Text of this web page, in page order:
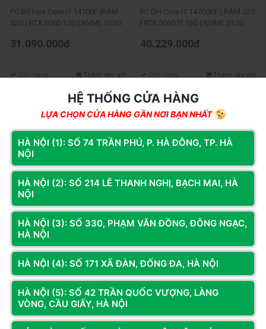
PC Đồ Họa Core I7 14700F |RAM
32G | RTX 3060 12G | NVME 512G
31.090.000đ
Còn hàng Thêm vào giỏ
PC DH Core I7 14700KF | RAM 32G
| RTX 5060 TI 16G | NVME 512G
40.229.000đ
Còn hàng Thêm vào giỏ
Mã SP: DH147.3062.KM1
PC Đồ Họa Core I7 14700KF | RAM
32G | RTX 3060 12G | NVME 512G
32.829.000đ
35.000.000đ (Tiết kiệm: 6%)
Còn hàng Thêm vào giỏ
PC Gaming Core I5 14600KF | Ram
32G | RTX 5060 8G | NVME 500G |
Tản Nước
30.109.000đ
Còn hàng Thêm vào giỏ
HỆ THỐNG CỬA HÀNG
LỰA CHỌN CỬA HÀNG GẦN NƠI BẠN NHẤT
HÀ NỘI (1): SỐ 74 TRẦN PHÚ, P. HÀ ĐÔNG, TP. HÀ
NỘI
HÀ NỘI (2): SỐ 214 LÊ THANH NGHỊ, BẠCH MAI, HÀ
NỘI
HÀ NỘI (3): SỐ 330, PHẠM VĂN ĐỒNG, ĐÔNG NGẠC,
HÀ NỘI
HÀ NỘI (4): SỐ 171 XÃ ĐÀN, ĐỐNG ĐA, HÀ NỘI
HÀ NỘI (5): SỐ 42 TRẦN QUỐC VƯỢNG, LÀNG
VÒNG, CẦU GIẤY, HÀ NỘI